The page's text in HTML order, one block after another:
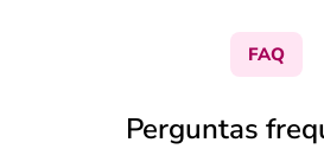
FAQ
Perguntas